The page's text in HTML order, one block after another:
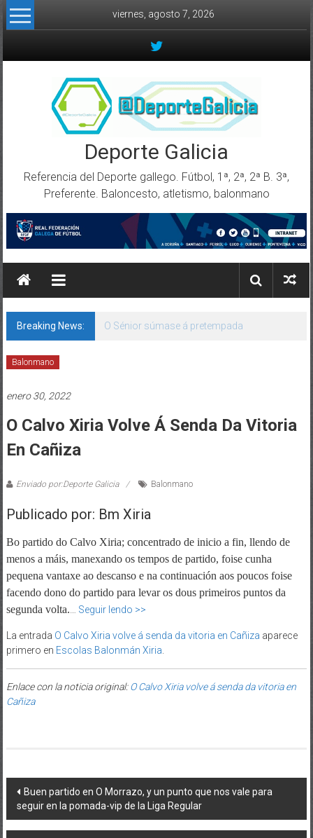
Skip to content
viernes, agosto 7, 2026
Deporte Galicia
Referencia del Deporte gallego. Fútbol, 1ª, 2ª, 2ª B. 3ª,
Preferente. Baloncesto, atletismo, balonmano
Breaking News: O Sénior súmase á pretempada
Balonmano
enero 30, 2022
O Calvo Xiria Volve Á Senda Da Vitoria
En Cañiza
Enviado por:Deporte Galicia Balonmano
Publicado por: Bm Xiria
Bo partido do Calvo Xiria; concentrado de inicio a fin, llendo de
menos a máis, manexando os tempos de partido, foise cunha
pequena vantaxe ao descanso e na continuación aos poucos foise
facendo dono do partido para levar os dous primeiros puntos da
segunda volta.… Seguir lendo >>
La entrada O Calvo Xiria volve á senda da vitoria en Cañiza aparece
primero en Escolas Balonmán Xiria.
Enlace con la noticia original:O Calvo Xiria volve á senda da vitoria en
Cañiza
Post navigation
Buen partido en O Morrazo, y un punto que nos vale para
seguir en la pomada-vip de la Liga Regular